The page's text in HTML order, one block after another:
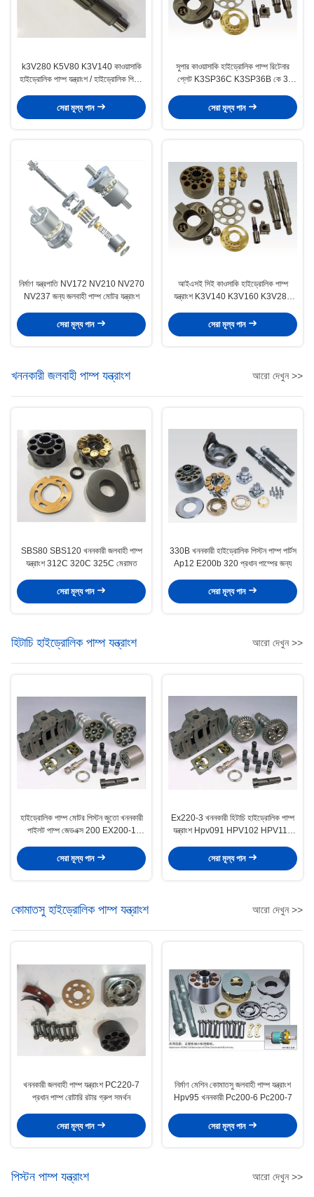
k3V280 K5V80 K3V140 কাওয়াসাকি
হাইড্রোলিক পাম্প যন্ত্রাংশ / হাইড্রোলিক পিস্টন
সেরা মূল্য পান
সুপার কাওয়াসাকি হাইড্রোলিক পাম্প রিটেনার
প্লেট K3SP36C K3SP36B কে 3
সেরা মূল্য পান
নির্মাণ যন্ত্রপাতি NV172 NV210 NV270
NV237 জন্য জলবাহী পাম্প মোটর যন্ত্রাংশ
সেরা মূল্য পান
আইএসই সিই কাওসাকি হাইড্রোলিক পাম্প
যন্ত্রাংশ K3V140 K3V160 K3V280
সেরা মূল্য পান
খননকারী জলবাহী পাম্প যন্ত্রাংশ আরো দেখুন >>
SBS80 SBS120 খননকারী জলবাহী পাম্প
যন্ত্রাংশ 312C 320C 325C মেরামত
সেরা মূল্য পান
330B খননকারী হাইড্রোলিক পিস্টন পাম্প পার্টস
Ap12 E200b 320 প্রধান পাম্পের জন্য
সেরা মূল্য পান
হিটাচি হাইড্রোলিক পাম্প যন্ত্রাংশ আরো দেখুন >>
হাইড্রোলিক পাম্প মোটর পিস্টন জুতো খননকারী
পাইলট পাম্প জেডএক্স 200 EX200-1
সেরা মূল্য পান
Ex220-3 খননকারী হিটাচি হাইড্রোলিক পাম্প
যন্ত্রাংশ Hpv091 HPV102 HPV116
সেরা মূল্য পান
কোমাতসু হাইড্রোলিক পাম্প যন্ত্রাংশ আরো দেখুন >>
খননকারী জলবাহী পাম্প যন্ত্রাংশ PC220-7
প্রধান পাম্প রোটারি রটার গ্রুপ সমর্থন
সেরা মূল্য পান
নির্মাণ মেশিন কোমাতসু জলবাহী পাম্প যন্ত্রাংশ
Hpv95 খননকারী Pc200-6 Pc200-7
সেরা মূল্য পান
পিস্টন পাম্প যন্ত্রাংশ আরো দেখুন >>